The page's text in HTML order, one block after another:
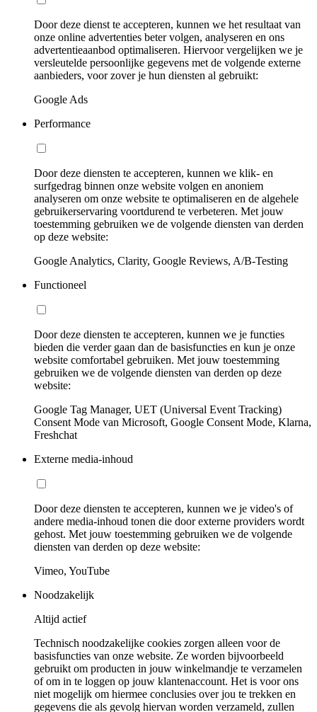
Door deze dienst te accepteren, kunnen we het resultaat van
onze online advertenties beter volgen, analyseren en ons
advertentieaanbod optimaliseren. Hiervoor vergelijken we je
versleutelde persoonlijke gegevens met de volgende externe
aanbieders, voor zover je hun diensten al gebruikt:
Google Ads
Performance
Door deze diensten te accepteren, kunnen we klik- en
surfgedrag binnen onze website volgen en anoniem
analyseren om onze website te optimaliseren en de algehele
gebruikerservaring voortdurend te verbeteren. Met jouw
toestemming gebruiken we de volgende diensten van derden
op deze website:
Google Analytics, Clarity, Google Reviews, A/B-Testing
Functioneel
Door deze diensten te accepteren, kunnen we je functies
bieden die verder gaan dan de basisfuncties en kun je onze
website comfortabel gebruiken. Met jouw toestemming
gebruiken we de volgende diensten van derden op deze
website:
Google Tag Manager, UET (Universal Event Tracking)
Consent Mode van Microsoft, Google Consent Mode, Klarna,
Freshchat
Externe media-inhoud
Door deze diensten te accepteren, kunnen we je video's of
andere media-inhoud tonen die door externe providers wordt
gehost. Met jouw toestemming gebruiken we de volgende
diensten van derden op deze website:
Vimeo, YouTube
Noodzakelijk
Altijd actief
Technisch noodzakelijke cookies zorgen alleen voor de
basisfuncties van onze website. Ze worden bijvoorbeeld
gebruikt om producten in jouw winkelmandje te verzamelen
of om in te loggen op jouw klantenaccount. Het is voor ons
niet mogelijk om hiermee conclusies over jou te trekken en
gegevens die als gevolg hiervan worden verzameld, zullen